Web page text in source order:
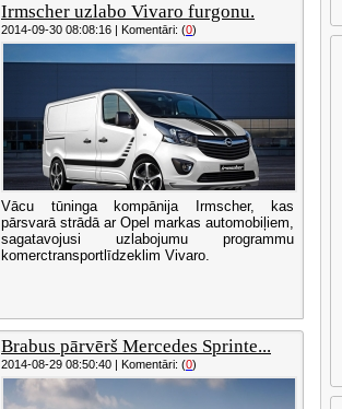
Irmscher uzlabo Vivaro furgonu.
2014-09-30 08:08:16 | Komentāri: (0)
Vācu tūninga kompānija Irmscher, kas
pārsvarā strādā ar Opel markas automobiļiem,
sagatavojusi uzlabojumu programmu
komerctransportlīdzeklim Vivaro.
Brabus pārvērš Mercedes Sprinte...
2014-08-29 08:50:40 | Komentāri: (0)